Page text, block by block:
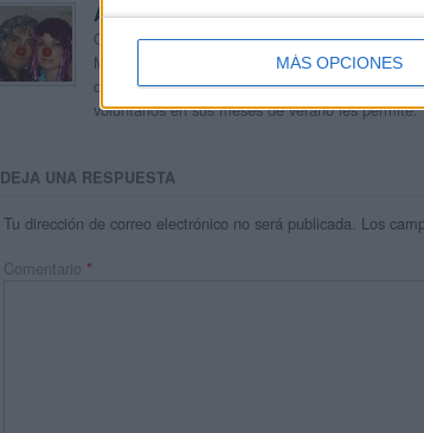
MÁS OPCIONES
Acerca de orientacionandujar
Orientación Andújar no es solo un blog, es la
Maribel, que además de ser pareja, son los
dentro del blog y en el cual, vuelcan la mayor
voluntarios en sus meses de verano les permite.
DEJA UNA RESPUESTA
Tu dirección de correo electrónico no será publicada. Los
Comentario *